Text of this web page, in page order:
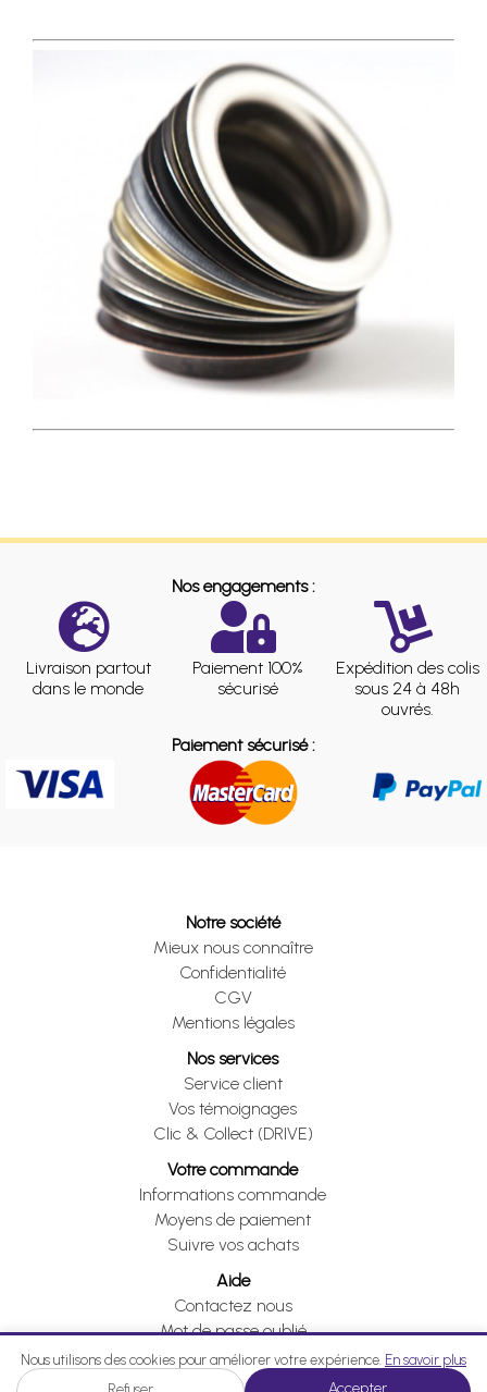
Nos engagements :
Livraison partout
dans le monde
Paiement 100%
sécurisé
Expédition des colis
sous 24 à 48h
ouvrés.
Paiement sécurisé :
Notre société
Mieux nous connaître
Confidentialité
CGV
Mentions légales
Nos services
Service client
Vos témoignages
Clic & Collect (DRIVE)
Votre commande
Informations commande
Moyens de paiement
Suivre vos achats
Aide
Contactez nous
Mot de passe oublié
Je me rétracte
Nous utilisons des cookies pour améliorer votre expérience. En savoir plus
Accepter